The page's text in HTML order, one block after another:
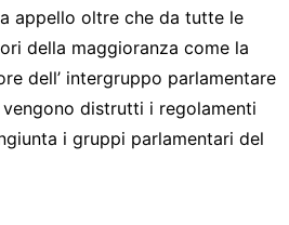
appello oltre che da tutte le
della maggioranza come la
dell’ intergruppo parlamentare
vengono distrutti i regolamenti
i gruppi parlamentari del